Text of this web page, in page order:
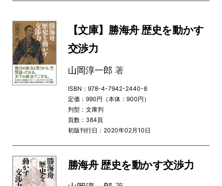
【文庫】勝海舟 歴史を動かす
交渉力
山岡淳一郎 著
ISBN：978-4-7942-2440-8
定価：990円（本体：900円）
判型：文庫判
頁数：384頁
初版刊行日：2020年02月10日
勝海舟 歴史を動かす交渉力